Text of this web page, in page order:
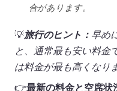
合があります。
💡旅行のヒント： 早め
と、通常最も安い料金
は料金が最も高くなり
👉最新の料金と空席